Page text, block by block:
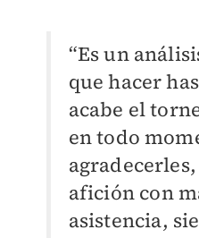
“Es un
que hacer
acabe el
en todo
afición con
asistencia,